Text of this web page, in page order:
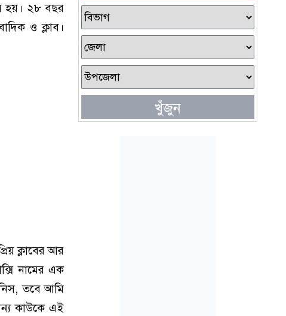
হয়। ২৮ বছর
ও ক্লাব।
ক্লাবের আর
নামের এক
তবে আমি
কাউকে এই
খুঁজুন